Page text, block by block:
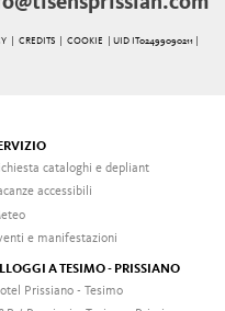
|CREDITS |COOKIE
| UID IT02499090211 |
cataloghi e depliant
accessibili
e manifestazioni
A TESIMO - PRISSIANO
Prissiano - Tesimo